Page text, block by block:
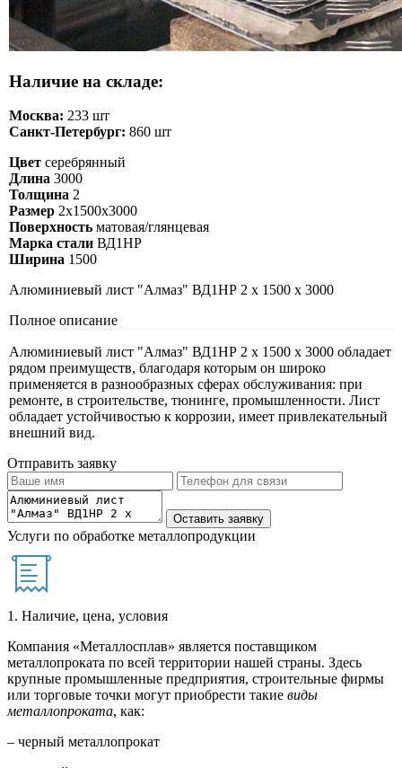
Наличие на складе:
Москва: 233 шт
Санкт-Петербург: 860 шт
Цвет серебрянный
Длина 3000
Толщина 2
Размер 2х1500х3000
Поверхность матовая/глянцевая
Марка стали ВД1НР
Ширина 1500
Алюминиевый лист "Алмаз" ВД1НР 2 х 1500 х 3000
Полное описание
Алюминиевый лист "Алмаз" ВД1НР 2 х 1500 х 3000 обладает
рядом преимуществ, благодаря которым он широко
применяется в разнообразных сферах обслуживания: при
ремонте, в строительстве, тюнинге, промышленности. Лист
обладает устойчивостью к коррозии, имеет привлекательный
внешний вид.
Отправить заявку
Услуги по обработке металлопродукции
1. Наличие, цена, условия
Компания «Металлосплав» является поставщиком
металлопроката по всей территории нашей страны. Здесь
крупные промышленные предприятия, строительные фирмы
или торговые точки могут приобрести такие виды
металлопроката, как:
– черный металлопрокат